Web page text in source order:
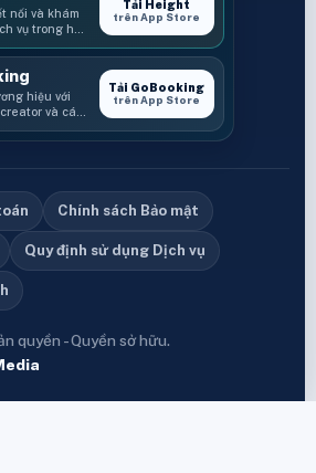
nối và khám
vụ trong hệ
Tải Height
trên App Store
hiệu với
và các
Tải GoBooking
trên App Store
Chính sách Bảo mật
Quy định sử dụng Dịch vụ
quyền - Quyền sở hữu.